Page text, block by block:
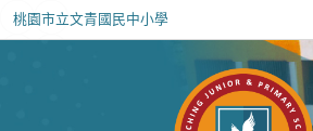
桃園市立文青國民中小學